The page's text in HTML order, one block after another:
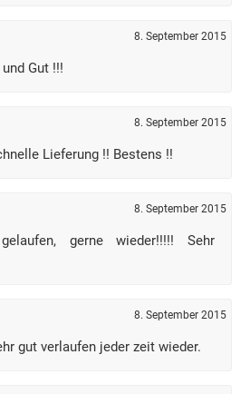
8. September 2015
Gut !!!
8. September 2015
Lieferung !! Bestens !!
8. September 2015
gerne wieder!!!!! Sehr
8. September 2015
gut verlaufen jeder zeit wieder.